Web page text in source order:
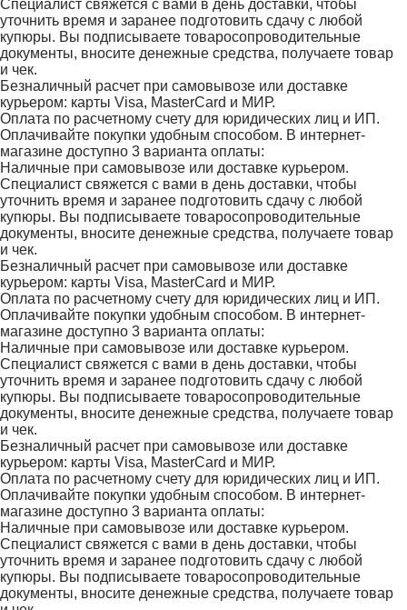
Специалист свяжется с вами в день доставки, чтобы
уточнить время и заранее подготовить сдачу с любой
купюры. Вы подписываете товаросопроводительные
документы, вносите денежные средства, получаете товар
и чек.
Безналичный расчет при самовывозе или доставке
курьером: карты Visa, MasterCard и МИР.
Оплата по расчетному счету для юридических лиц и ИП.
Оплачивайте покупки удобным способом. В интернет-
магазине доступно 3 варианта оплаты:
Наличные при самовывозе или доставке курьером.
Специалист свяжется с вами в день доставки, чтобы
уточнить время и заранее подготовить сдачу с любой
купюры. Вы подписываете товаросопроводительные
документы, вносите денежные средства, получаете товар
и чек.
Безналичный расчет при самовывозе или доставке
курьером: карты Visa, MasterCard и МИР.
Оплата по расчетному счету для юридических лиц и ИП.
Оплачивайте покупки удобным способом. В интернет-
магазине доступно 3 варианта оплаты:
Наличные при самовывозе или доставке курьером.
Специалист свяжется с вами в день доставки, чтобы
уточнить время и заранее подготовить сдачу с любой
купюры. Вы подписываете товаросопроводительные
документы, вносите денежные средства, получаете товар
и чек.
Безналичный расчет при самовывозе или доставке
курьером: карты Visa, MasterCard и МИР.
Оплата по расчетному счету для юридических лиц и ИП.
Оплачивайте покупки удобным способом. В интернет-
магазине доступно 3 варианта оплаты:
Наличные при самовывозе или доставке курьером.
Специалист свяжется с вами в день доставки, чтобы
уточнить время и заранее подготовить сдачу с любой
купюры. Вы подписываете товаросопроводительные
документы, вносите денежные средства, получаете товар